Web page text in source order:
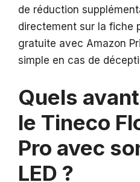
de réduction
directement sur la fiche
gratuite avec Amazon
simple en cas de
Quels
le Tineco
Pro avec
LED ?